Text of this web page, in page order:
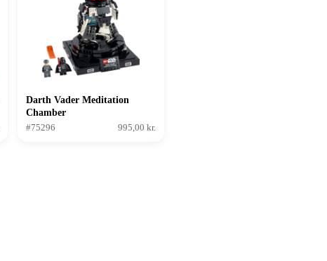
Darth Vader Meditation
Chamber
#75296
995,00 kr.